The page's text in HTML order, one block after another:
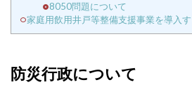
8050問題について
家庭用飲用井戸等整備支援事業を導入
防災行政について